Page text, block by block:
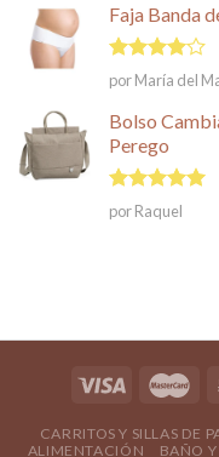
Faja Banda
Valorado
en
5
por María del
Bolso
Perego
Valorado en
5
de 5
por Raquel
CARRITOS Y SILLAS DE
ALIMENTACIÓN
BAÑO Y